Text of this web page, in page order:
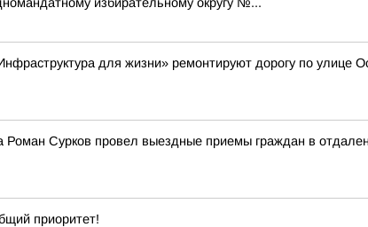
для жизни» ремонтируют дорогу по улице
Роман Сурков провел выездные приемы граждан в
приоритет!